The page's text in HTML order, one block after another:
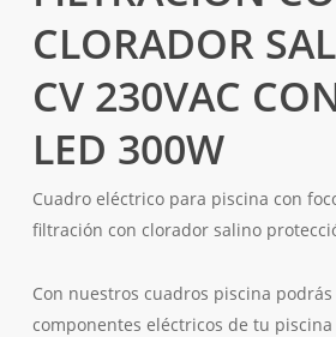
CLORADOR
CV 230VAC
LED 300W
Cuadro eléctrico para piscina con
filtración con clorador salino
Con nuestros cuadros piscina
componentes eléctricos de tu